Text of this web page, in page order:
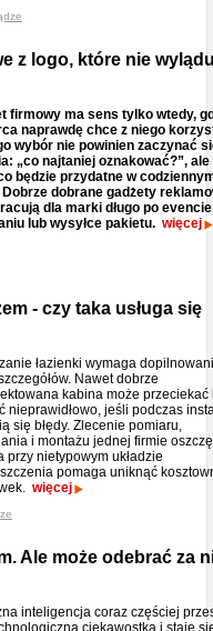
z logo, które nie
firmowy ma sens tylko wtedy,
naprawdę chce z niego
wybór nie powinien zaczynać
„co najtaniej oznakować?”, ale
będzie przydatne w
dobrane gadżety
dla marki długo po
lub wysyłce pakietu. więcej
- czy taka usługa się
łazienki wymaga
Nawet dobrze
kabina może przeciekać
nieprawidłowo, jeśli podczas
się błędy. Zlecenie pomiaru,
i montażu jednej firmie
przy nietypowym układzie
pomaga uniknąć
więcej
Ale może odebrać za
inteligencja coraz częściej
ciekawostką i staje